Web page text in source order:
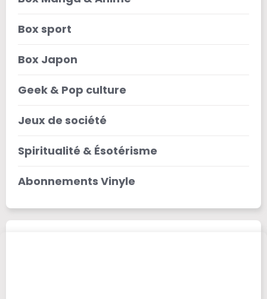
Box sport
Box Japon
Geek & Pop culture
Jeux de société
Spiritualité & Ésotérisme
Abonnements Vinyle